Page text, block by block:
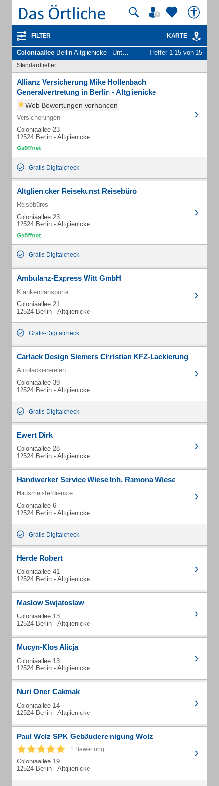
FILTER KARTE
Coloniaallee Berlin Altglienicke - Unternehmen und Personen Treffer 1-15 von 15
Standardtreffer
Allianz Versicherung Mike Hollenbach
Generalvertretung in Berlin - Altglienicke
Web Bewertungen vorhanden
Versicherungen
Coloniaallee 23
12524 Berlin - Altglienicke
Gratis-Digitalcheck
Altglienicker Reisekunst Reisebüro
Reisebüros
Coloniaallee 23
12524 Berlin - Altglienicke
Gratis-Digitalcheck
Ambulanz-Express Witt GmbH
Krankentransporte
Coloniaallee 21
12524 Berlin - Altglienicke
Gratis-Digitalcheck
Carlack Design Siemers Christian KFZ-Lackierung
Autolackierereien
Coloniaallee 39
12524 Berlin - Altglienicke
Gratis-Digitalcheck
Ewert Dirk
Coloniaallee 28
12524 Berlin - Altglienicke
Handwerker Service Wiese Inh. Ramona Wiese
Hausmeisterdienste
Coloniaallee 6
12524 Berlin - Altglienicke
Gratis-Digitalcheck
Herde Robert
Coloniaallee 41
12524 Berlin - Altglienicke
Maslow Swjatoslaw
Coloniaallee 13
12524 Berlin - Altglienicke
Mucyn-Klos Alicja
Coloniaallee 13
12524 Berlin - Altglienicke
Nuri Öner Cakmak
Coloniaallee 14
12524 Berlin - Altglienicke
Paul Wolz SPK-Gebäudereinigung Wolz
1 Bewertung
Coloniaallee 19
12524 Berlin - Altglienicke